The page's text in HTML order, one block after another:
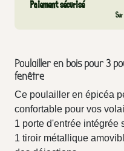
Paiement sécurisé
Poulailler en bois pour 3
fenêtre
Ce poulailler en épicéa
confortable pour vos
1 porte d'entrée intégrée
1 tiroir métallique